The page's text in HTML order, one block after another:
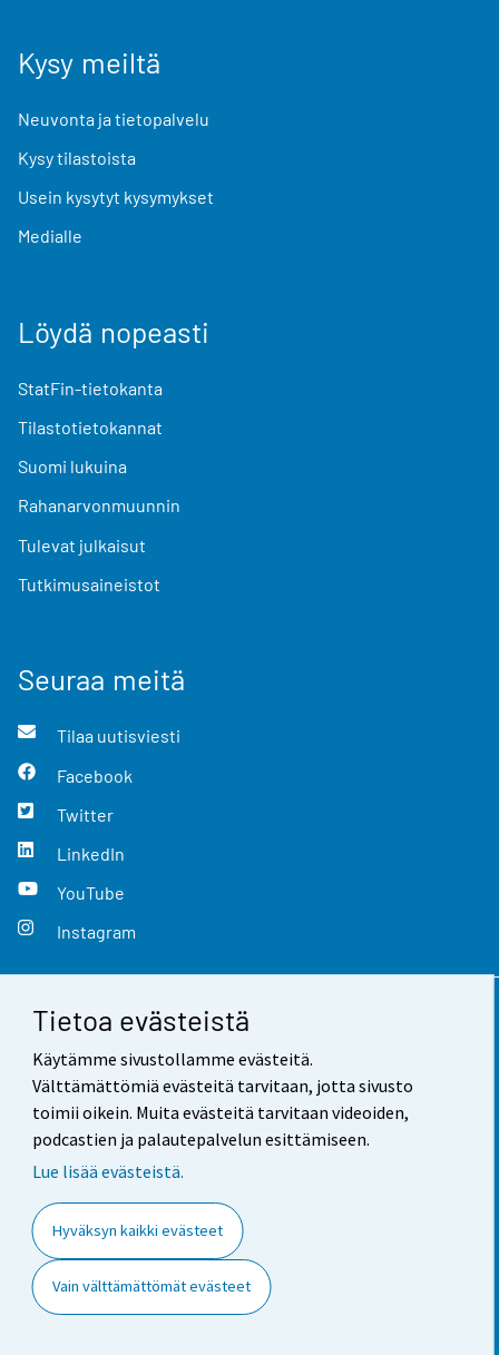
Tietoa evästeistä
Käytämme sivustollamme evästeitä.
Välttämättömiä evästeitä tarvitaan, jotta sivusto
toimii oikein. Muita evästeitä tarvitaan videoiden,
podcastien ja palautepalvelun esittämiseen.
Lue lisää evästeistä.
Hyväksyn kaikki evästeet
Vain välttämättömät evästeet
Kysy meiltä
Neuvonta ja tietopalvelu
Kysy tilastoista
Usein kysytyt kysymykset
Medialle
Löydä nopeasti
StatFin-tietokanta
Tilastotietokannat
Suomi lukuina
Rahanarvonmuunnin
Tulevat julkaisut
Tutkimusaineistot
Seuraa meitä
Tilaa uutisviesti
Facebook
Twitter
LinkedIn
YouTube
Instagram
Yhteystiedot
Palaute
Käyttöehdot
Saavutettavuus
Tietoa sivustosta
Evästeasetukset